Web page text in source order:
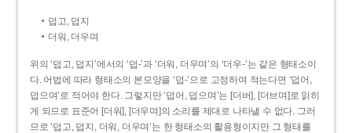
덥고, 덥지
더워, 더우며
위의 ‘덥고, 덥지’에서의 ‘덥-­’과 ‘더워, 더우며’의 ‘더우-­’는 같은 형태소이
다. 어법에 따라 형태소의 본모양을 ‘덥-­’으로 고정하여 적는다면 ‘덥어,
덥으며’로 적어야 한다. 그렇지만 ‘덥어, 덥으며’는 [더버], [더브며]로 읽히
게 되므로 표준어 [더워], [더우며]의 소리를 제대로 나타낼 수 없다. 그러
므로 ‘덥고, 덥지, 더워, 더우며’는 한 형태소의 활용형이지만 그 형태를